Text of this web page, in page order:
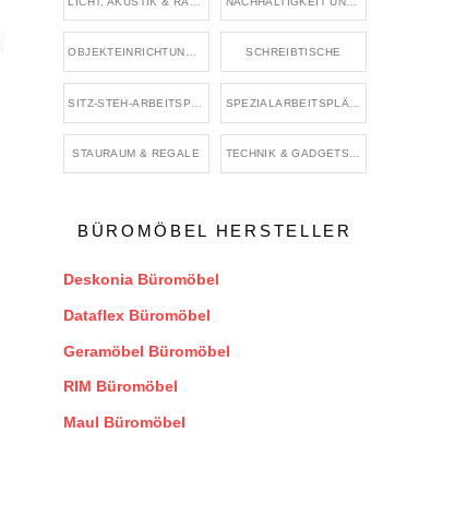
OBJEKTEINRICHTUNG & BRANCHENRÄUME SCHREIBTISCHE
STAURAUM & REGALE TECHNIK & GADGETS FÜR DEN ARBEITSPLATZ
BÜROMÖBEL HERSTELLER
Deskonia Büromöbel
Dataflex Büromöbel
Geramöbel Büromöbel
RIM Büromöbel
Maul Büromöbel